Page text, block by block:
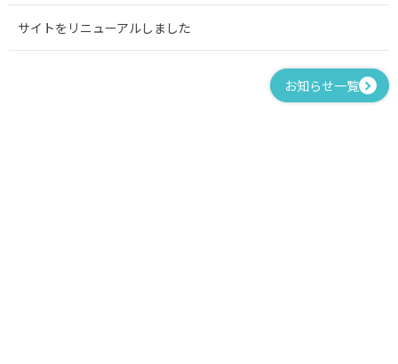
サイトをリニューアルしました
お知らせ一覧